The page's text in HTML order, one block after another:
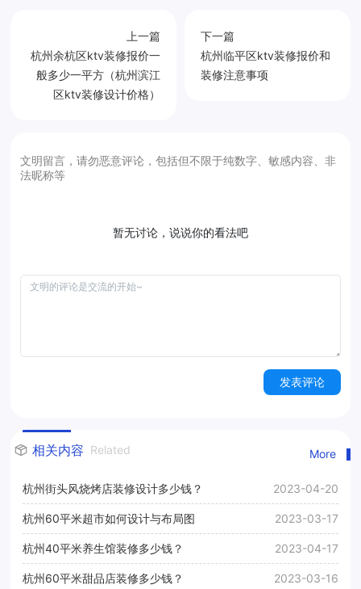
上一篇
杭州余杭区ktv装修报价一
般多少一平方（杭州滨江
区ktv装修设计价格）
下一篇
杭州临平区ktv装修报价和
装修注意事项
文明留言，请勿恶意评论，包括但不限于纯数字、敏感内容、非
法昵称等
暂无讨论，说说你的看法吧
发表评论
相关内容 Related More
杭州街头风烧烤店装修设计多少钱？ 2023-04-20
杭州60平米超市如何设计与布局图 2023-03-17
杭州40平米养生馆装修多少钱？ 2023-04-17
杭州60平米甜品店装修多少钱？ 2023-03-16